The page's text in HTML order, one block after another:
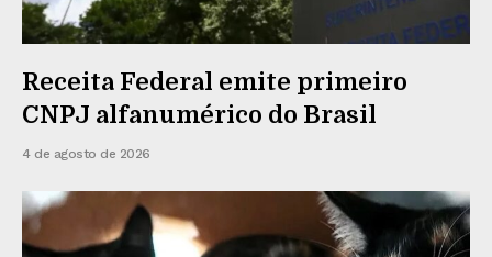
Receita Federal emite primeiro
CNPJ alfanumérico do Brasil
4 de agosto de 2026